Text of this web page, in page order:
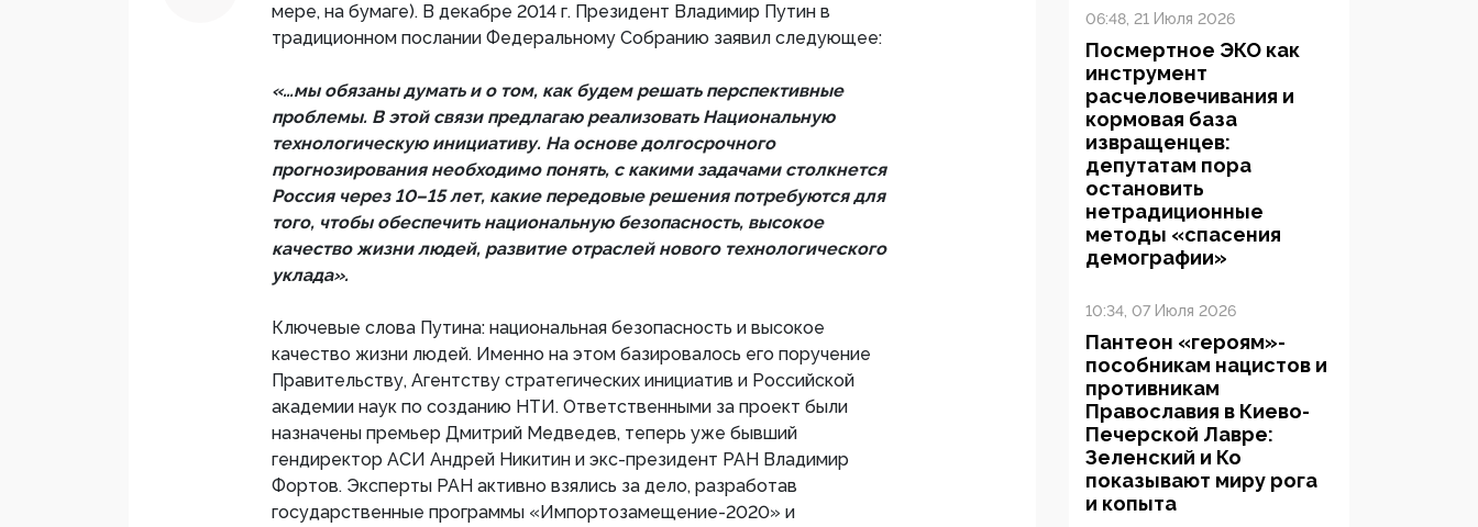
мере, на бумаге). В декабре 2014 г. Президент Владимир Путин в
традиционном послании Федеральному Собранию заявил следующее:
«…мы обязаны думать и о том, как будем решать перспективные
проблемы. В этой связи предлагаю реализовать Национальную
технологическую инициативу. На основе долгосрочного
прогнозирования необходимо понять, с какими задачами столкнется
Россия через 10–15 лет, какие передовые решения потребуются для
того, чтобы обеспечить национальную безопасность, высокое
качество жизни людей, развитие отраслей нового технологического
уклада».
Ключевые слова Путина: национальная безопасность и высокое
качество жизни людей. Именно на этом базировалось его поручение
Правительству, Агентству стратегических инициатив и Российской
академии наук по созданию НТИ. Ответственными за проект были
назначены премьер Дмитрий Медведев, теперь уже бывший
гендиректор АСИ Андрей Никитин и экс-президент РАН Владимир
Фортов. Эксперты РАН активно взялись за дело, разработав
государственные программы «Импортозамещение-2020» и
06:48, 21 Июля 2026
Посмертное ЭКО как
инструмент
расчеловечивания и
кормовая база
извращенцев:
депутатам пора
остановить
нетрадиционные
методы «спасения
демографии»
10:34, 07 Июля 2026
Пантеон «героям»-
пособникам нацистов и
противникам
Православия в Киево-
Печерской Лавре:
Зеленский и Ко
показывают миру рога
и копыта